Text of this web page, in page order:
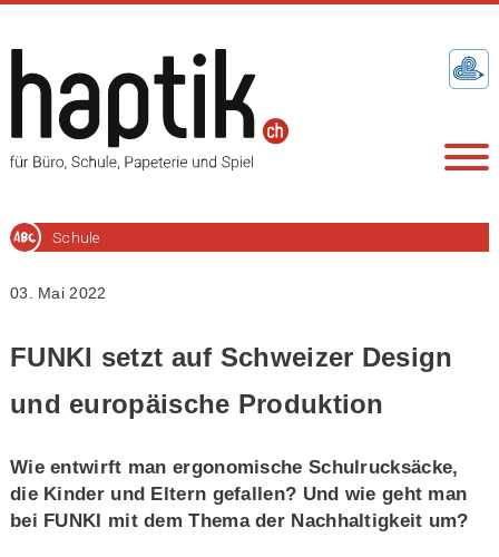
Schule
03. Mai 2022
FUNKI setzt auf Schweizer Design
und europäische Produktion
Wie entwirft man ergonomische Schulrucksäcke,
die Kinder und Eltern gefallen? Und wie geht man
bei FUNKI mit dem Thema der Nachhaltigkeit um?